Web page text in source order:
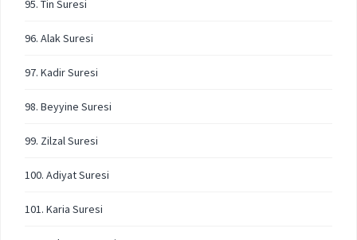
95. Tin Suresi
96. Alak Suresi
97. Kadir Suresi
98. Beyyine Suresi
99. Zilzal Suresi
100. Adiyat Suresi
101. Karia Suresi